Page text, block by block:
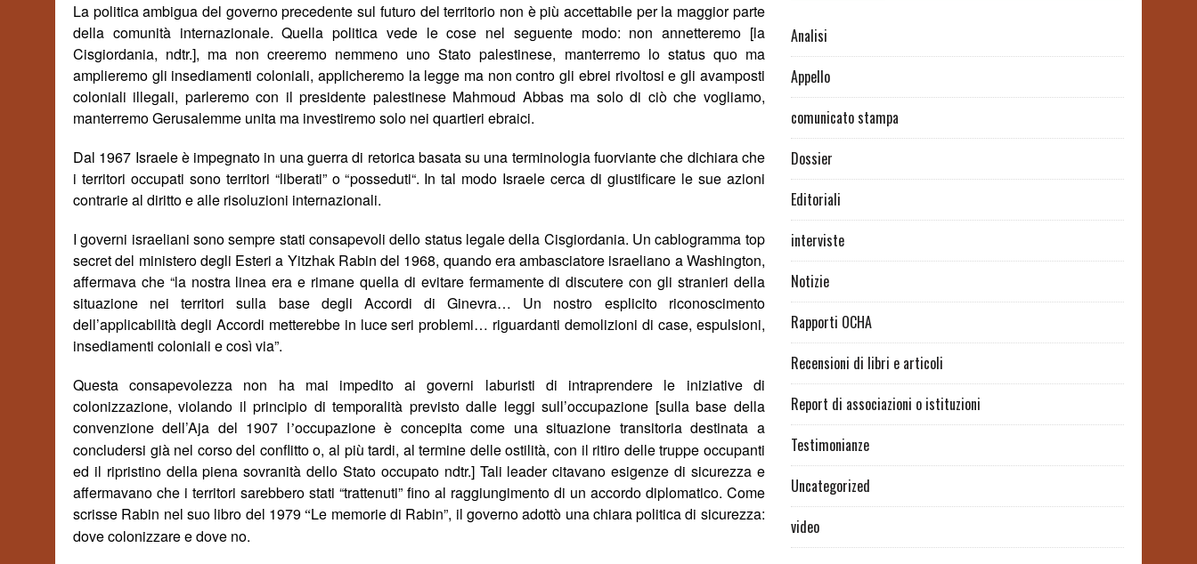
La politicaambigua del governo precedente sul futuro del territorio non èpiù accettabile per la maggior parte
della comunità internazionale. Quella politica vede le cose nel seguente modo: non annetteremo [la
Cisgiordania, ndtr.], ma non creeremo nemmeno uno Stato palestinese, manterremo lo status quo ma
amplieremo gli insediamenti coloniali, applicheremo la legge ma non contro gli ebrei rivoltosi e gli avamposti
coloniali illegali, parleremo con il presidente palestinese Mahmoud Abbas ma solo di ciò che vogliamo,
manterremo Gerusalemme unita ma investiremo solo nei quartieri ebraici.
Dal 1967 Israele è impegnato in una guerra di retorica basata su una terminologia fuorviante che dichiara che
i territori occupati sono territori “liberati” o “posseduti“. In tal modo Israele cerca di giustificare le sue azioni
contrarie al diritto e alle risoluzioni internazionali.
I governi israeliani sono sempre stati consapevoli dello status legale della Cisgiordania. Un cablogramma top
secret del ministero degli Esteri a Yitzhak Rabin del 1968, quando era ambasciatore israeliano a Washington,
affermava che “la nostra linea era e rimane quella di evitare fermamente di discutere con gli stranieri della
situazione nei territori sulla base degli Accordi di Ginevra… Un nostro esplicito riconoscimento
dell’applicabilità degli Accordi metterebbe in luce seri problemi… riguardanti demolizioni di case, espulsioni,
insediamenti coloniali e così via”.
Questa consapevolezza non ha mai impedito ai governi laburisti di intraprendere le iniziative di
colonizzazione, violando il principio di temporalità previstodalle leggi sull’occupazione [sulla base della
convenzione dell’Aja del 1907 l’occupazione e concepita come una situazione transitoria destinata a
concludersi già nel corso del conflitto o, al più tardi, al termine delle ostilità, con il ritiro delle truppe occupanti
ed il ripristino della piena sovranitàdello Stato occupato ndtr.] Tali leader citavano esigenze di sicurezza e
affermavano che i territori sarebbero stati “trattenuti” fino al raggiungimento di un accordo diplomatico. Come
scrisse Rabin nel suo libro del 1979“Le memorie di Rabin”, il governo adottò una chiara politica di sicurezza:
dove colonizzare e dove no.
Analisi
Appello
comunicato stampa
Dossier
Editoriali
interviste
Notizie
Rapporti OCHA
Recensioni di libri e articoli
Report di associazioni o istituzioni
Testimonianze
Uncategorized
video